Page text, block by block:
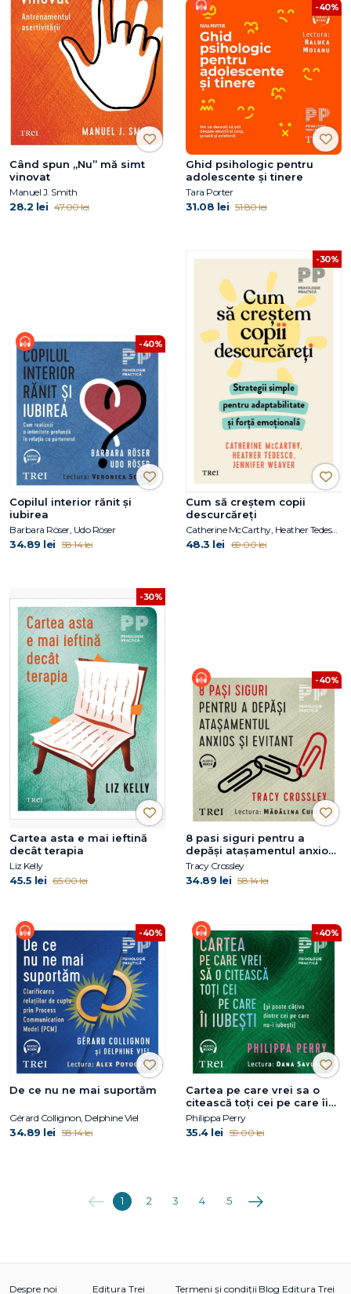
Când spun „Nu” mă simt
vinovat
Manuel J. Smith
28.2 lei 47.00 lei
-40%
Ghid psihologic pentru
adolescente și tinere
Tara Porter
31.08 lei 51.80 lei
-40%
Copilul interior rănit și
iubirea
Barbara Röser, Udo Röser
34.89 lei 58.14 lei
-30%
Cum să creștem copii
descurcăreți
Catherine McCarthy, Heather Tedesco, Jennifer Weaver
48.3 lei 69.00 lei
-30%
Cartea asta e mai ieftină
decât terapia
Liz Kelly
45.5 lei 65.00 lei
-40%
8 pasi siguri pentru a
depăși atașamentul anxios
și evitant
Tracy Crossley
34.89 lei 58.14 lei
-40%
De ce nu ne mai suportăm
Gérard Collignon, Delphine Viel
34.89 lei 58.14 lei
-40%
Cartea pe care vrei sa o
citească toți cei pe care îi
iubești
Philippa Perry
35.4 lei 59.00 lei
Anterioara
1 2 3 4 5 Următoarea
Despre noi Editura Trei Termeni și condiții Blog Editura Trei